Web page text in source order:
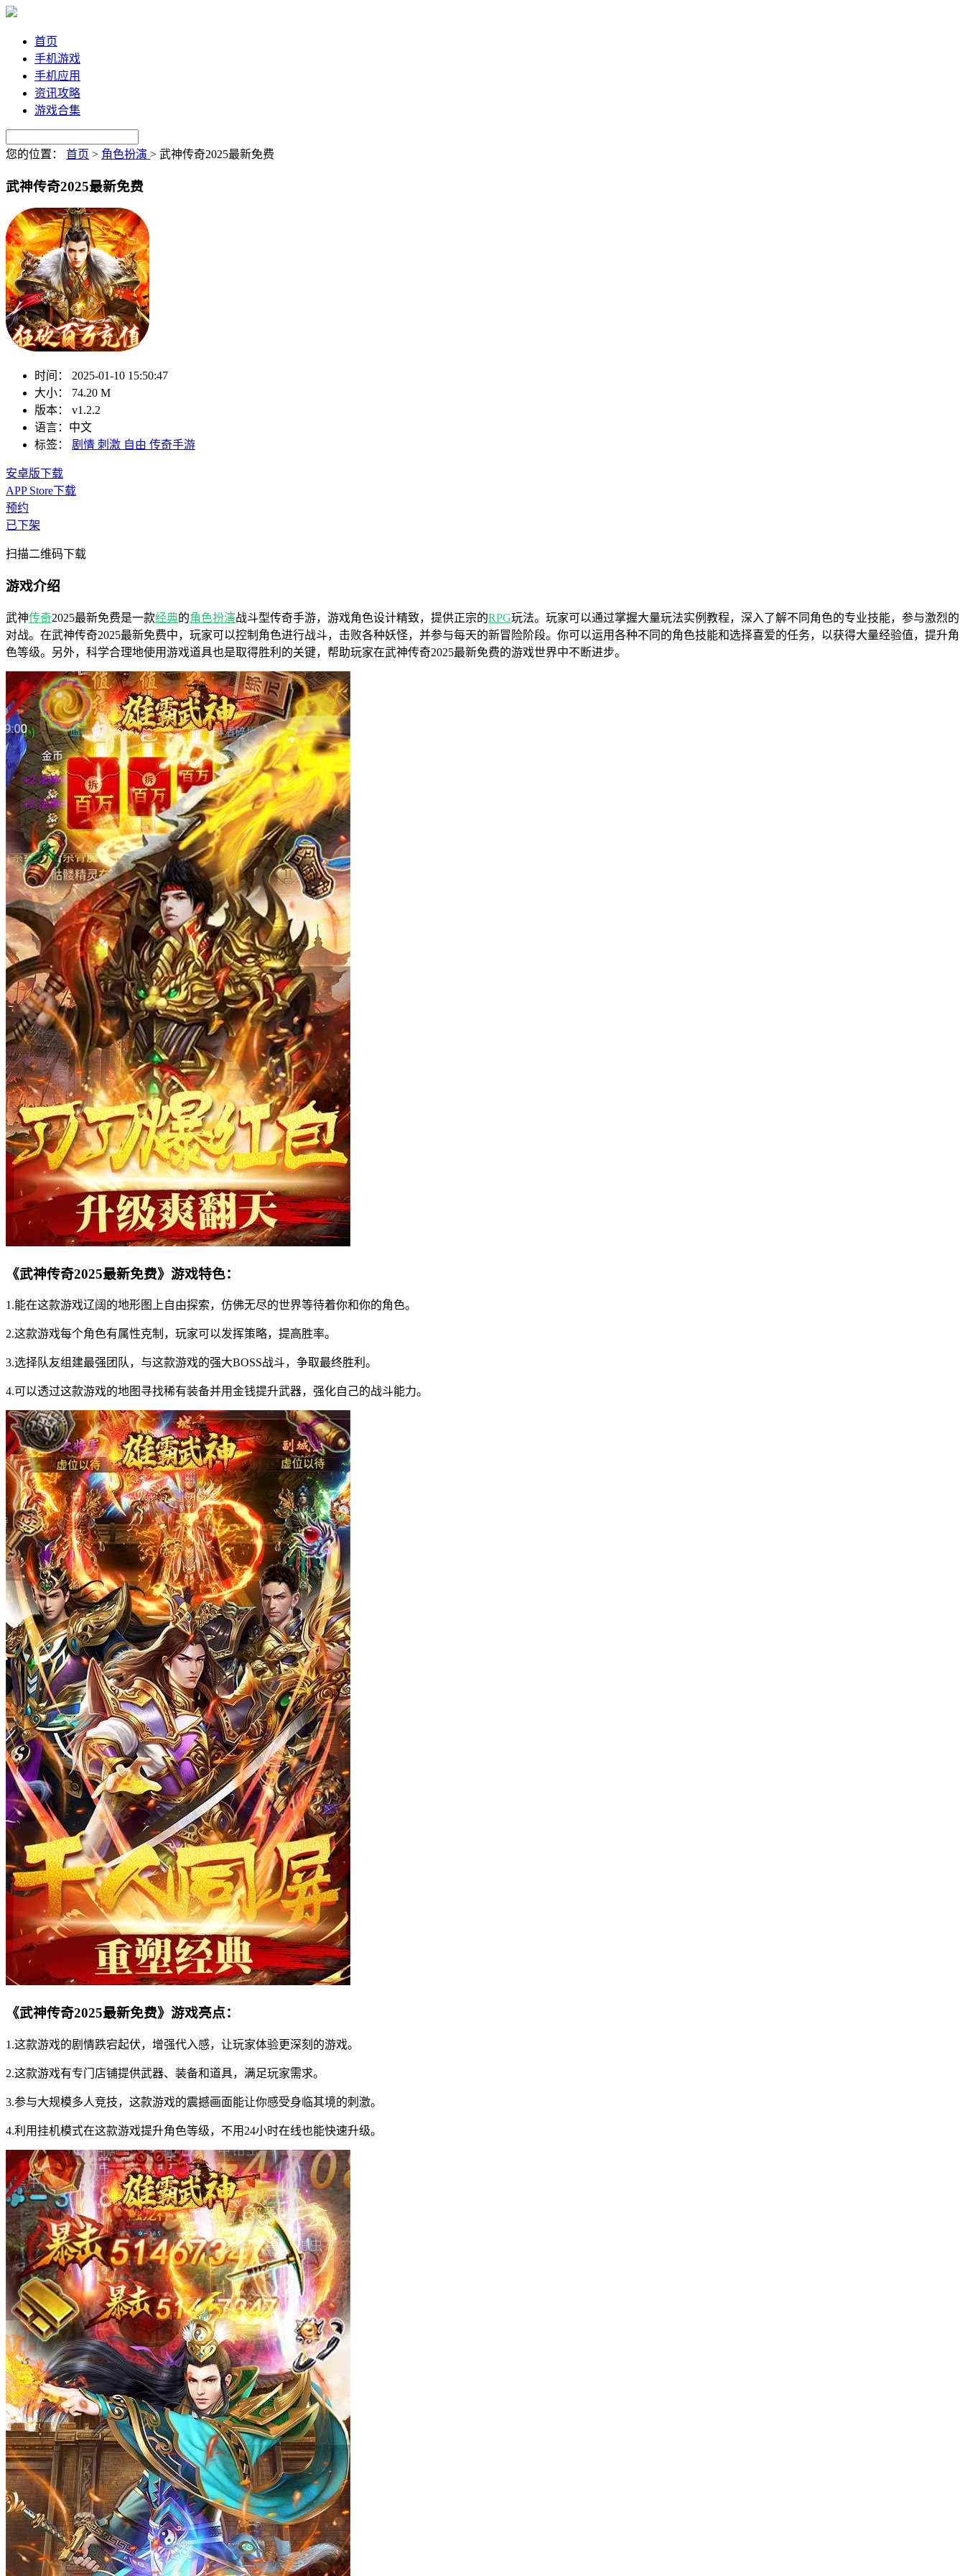
首页
手机游戏
手机应用
资讯攻略
游戏合集
您的位置： 首页 > 角色扮演 > 武神传奇2025最新免费
武神传奇2025最新免费
时间：
2025-01-10 15:50:47
大小：
74.20 M
版本：
v1.2.2
语言： 中文
标签：
剧情 刺激 自由 传奇手游
安卓版下载
APP Store下载
预约
已下架
扫描二维码下载
游戏介绍
武神传奇2025最新免费是一款经典的角色扮演战斗型传奇手游，游戏角色设计精致，提供正宗的RPG玩法。玩家可以通过掌握大量玩法实例教程，深入了解不同角色的专业技能，参与激烈的
对战。在武神传奇2025最新免费中，玩家可以控制角色进行战斗，击败各种妖怪，并参与每天的新冒险阶段。你可以运用各种不同的角色技能和选择喜爱的任务，以获得大量经验值，提升角
色等级。另外，科学合理地使用游戏道具也是取得胜利的关键，帮助玩家在武神传奇2025最新免费的游戏世界中不断进步。
《武神传奇2025最新免费》游戏特色：
1.能在这款游戏辽阔的地形图上自由探索，仿佛无尽的世界等待着你和你的角色。
2.这款游戏每个角色有属性克制，玩家可以发挥策略，提高胜率。
3.选择队友组建最强团队，与这款游戏的强大BOSS战斗，争取最终胜利。
4.可以透过这款游戏的地图寻找稀有装备并用金钱提升武器，强化自己的战斗能力。
《武神传奇2025最新免费》游戏亮点：
1.这款游戏的剧情跌宕起伏，增强代入感，让玩家体验更深刻的游戏。
2.这款游戏有专门店铺提供武器、装备和道具，满足玩家需求。
3.参与大规模多人竞技，这款游戏的震撼画面能让你感受身临其境的刺激。
4.利用挂机模式在这款游戏提升角色等级，不用24小时在线也能快速升级。